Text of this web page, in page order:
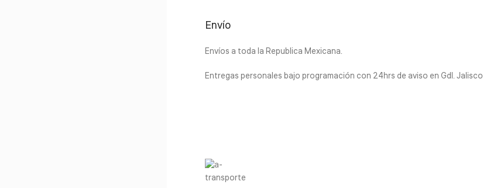
Envío
Envíos a toda la Republica Mexicana.
Entregas personales bajo programación con 24hrs de aviso en Gdl. Jalisco